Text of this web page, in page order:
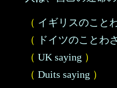
（ イギリスのこと
（
ドイツのことわ
（ UK saying ）
（ Duits saying ）